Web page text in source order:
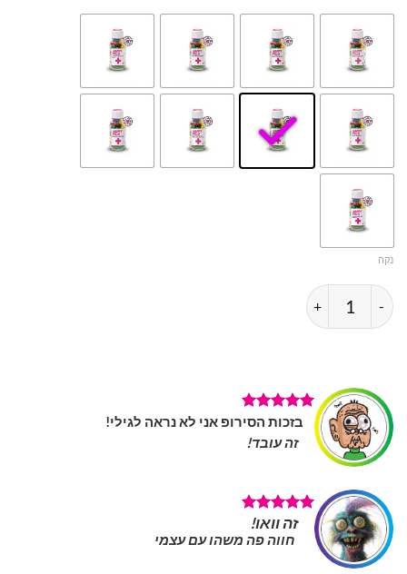
נקה
כמות של בקבוק סירופ
בזכות הסירופ אני לא נראה לגילי!
זה עובד!
זה וואו!
חווה פה משהו עם עצמי